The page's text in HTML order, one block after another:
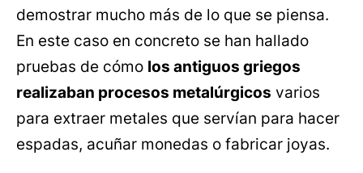
demostrar mucho más de lo que se piensa.
En este caso en concreto se han hallado
pruebas de cómo los antiguos griegos
realizaban procesos metalúrgicos varios
para extraer metales que servían para hacer
espadas, acuñar monedas o fabricar joyas.